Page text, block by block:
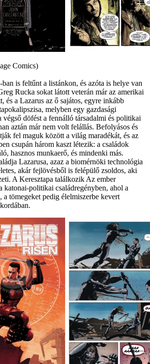
Comics)
is feltűnt a listánkon, és azóta is helye van
Rucka sokat látott veterán már az amerikai
és a Lazarus az ő sajátos, egyre inkább
melyben egy gazdasági
végső döfést a fennálló társadalmi és politikai
aztán már nem volt felállás. Befolyásos és
fel maguk között a világ maradékát, és az
csupán három kaszt létezik: a családok
hasznos munkaerő, és mindenki más.
Lazarusa, azaz a biomérnöki technológia
akár fejlövésből is felépülő zsoldos, aki
A Keresztapa találkozik Az ember
katonai-politikai családregényben, ahol a
a tömegeket pedig élelmiszerbe kevert